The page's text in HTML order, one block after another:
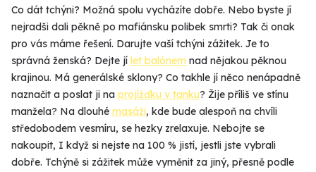
Co dát tchýni? Možná spolu vycházíte dobře. Nebo byste jí
nejradši dali pěkně po mafiánsku polibek smrti? Tak či onak
pro vás máme řešení. Darujte vaší tchýni zážitek. Je to
správná ženská? Dejte jí let balónem nad nějakou pěknou
krajinou. Má generálské sklony? Co takhle jí něco nenápadně
naznačit a poslat ji na projížďku v tanku? Žije příliš ve stínu
manžela? Na dlouhé masáži, kde bude alespoň na chvíli
středobodem vesmíru, se hezky zrelaxuje. Nebojte se
nakoupit, I když si nejste na 100 % jistí, jestli jste vybrali
dobře. Tchýně si zážitek může vyměnit za jiný, přesně podle